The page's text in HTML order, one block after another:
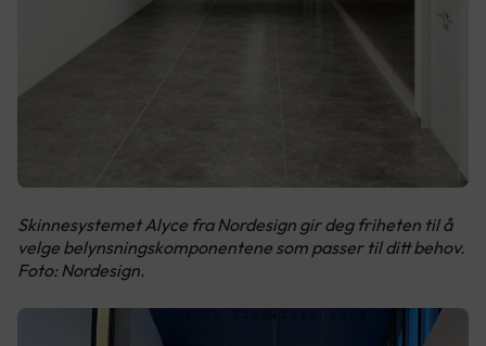
Skinnesystemet Alyce fra Nordesign gir deg friheten til å
velge belynsningskomponentene som passer til ditt behov.
Foto: Nordesign.